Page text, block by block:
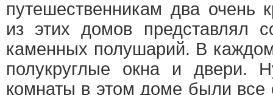
путешественникам два очень
из этих домов представлял
каменных полушарий. В
полукруглые окна и двери.
комнаты в этом доме были все